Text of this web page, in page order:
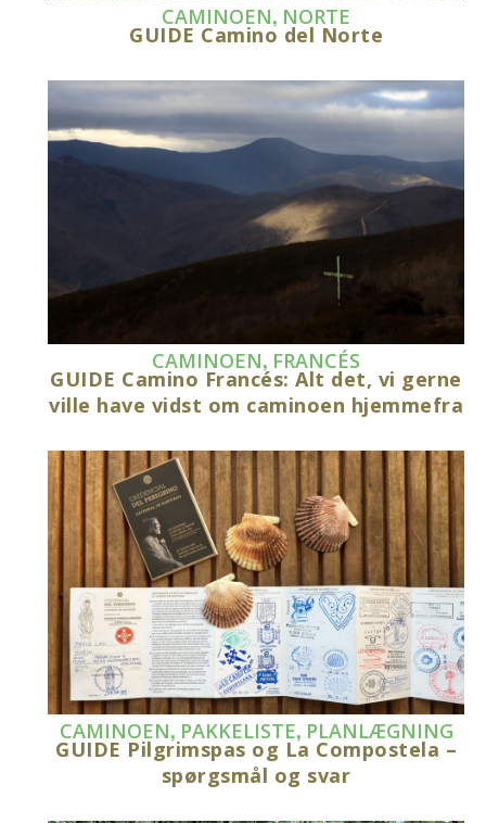
CAMINOEN, NORTE
GUIDE Camino del Norte
CAMINOEN, FRANCÉS
GUIDE Camino Francés: Alt det, vi gerne
ville have vidst om caminoen hjemmefra
CAMINOEN, PAKKELISTE, PLANLÆGNING
GUIDE Pilgrimspas og La Compostela –
spørgsmål og svar